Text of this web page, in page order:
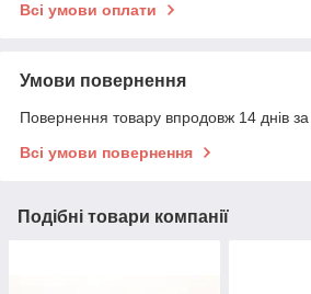
Всі умови оплати
Умови повернення
Повернення товару впродовж 14 днів
Всі умови повернення
Подібні товари компанії